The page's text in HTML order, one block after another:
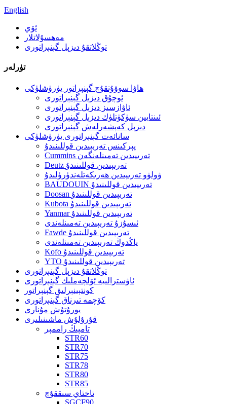
English
ئۆي
مەھسۇلاتلار
توڭلاتقۇ دىزېل گېنېراتورى
تۈرلەر
ھاۋا سوۋۇتقۇچ گېنېراتور يۈرۈشلۈكى
ئوچۇق دىزېل گېنېراتورى
ئاۋازسىز دىزېل گېنېراتورى
ئىنتايىن سۈكۈتلۈك دىزېل گېنېراتورى
دىزېل كەپشەرلەش گېنېراتورى
سانائەت گېنېراتورى يۈرۈشلۈكى
پېركىنس تەرىپىدىن قوللىنىدۇ
Cummins تەرىپىدىن تەمىنلەنگەن
Deutz تەرىپىدىن قوللىنىدۇ
ۋولۋو تەرىپىدىن ھەرىكەتلەندۈرۈلىدۇ
BAUDOUIN تەرىپىدىن قوللىنىدۇ
Doosan تەرىپىدىن قوللىنىدۇ
Kubota تەرىپىدىن قوللىنىدۇ
Yanmar تەرىپىدىن قوللىنىدۇ
ئىسۇزۇ تەرىپىدىن تەمىنلەندى
Fawde تەرىپىدىن قوللىنىدۇ
ياڭدوڭ تەرىپىدىن تەمىنلەندى
Kofo تەرىپىدىن قوللىنىدۇ
YTO تەرىپىدىن قوللىنىدۇ
توڭلاتقۇ دىزېل گېنېراتورى
ئاۋسترالىيە ئۆلچەملىك گېنېراتورى
كونتېينېرلىق گېنېراتور
كۆچمە تىرناق گېنېراتورى
يورۇتۇش مۇنارى
قۇرۇلۇش ماشىنىلىرى
تامپىڭ راممېر
STR60
STR70
STR75
STR78
STR80
STR85
تاختاي سىققۇچ
SGCF90